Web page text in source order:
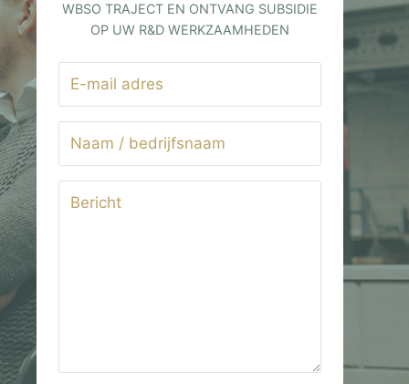
WBSO TRAJECT EN ONTVANG SUBSIDIE
OP UW R&D WERKZAAMHEDEN